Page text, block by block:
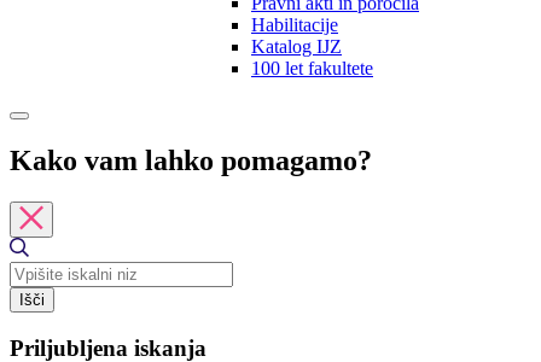
Habilitacije
Katalog IJZ
100 let fakultete
Kako vam lahko pomagamo?
Išči
Priljubljena iskanja